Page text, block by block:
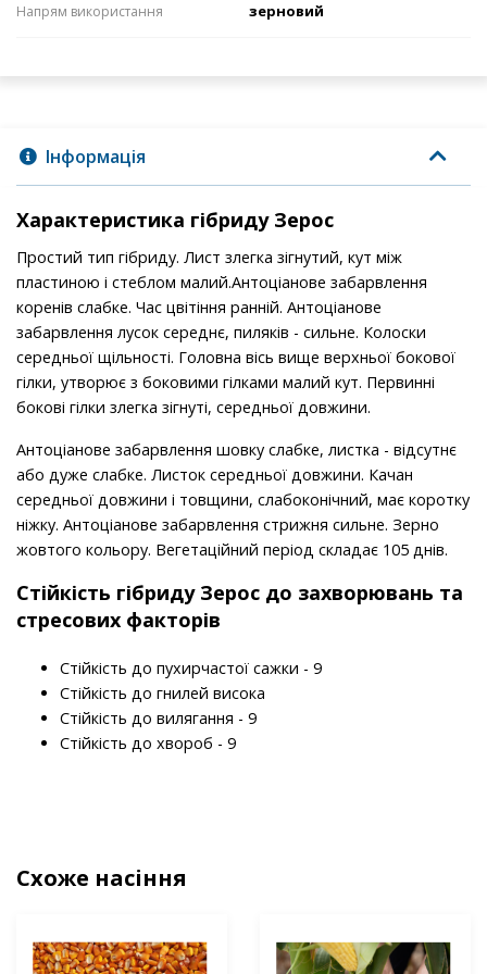
Напрям використання зерновий
Інформація
Характеристика гібриду Зерос
Простий тип гібриду. Лист злегка зігнутий, кут між
пластиною і стеблом малий.Антоціанове забарвлення
коренів слабке. Час цвітіння ранній. Антоціанове
забарвлення лусок середнє, пиляків - сильне. Колоски
середньої щільності. Головна вісь вище верхньої бокової
гілки, утворює з боковими гілками малий кут. Первинні
бокові гілки злегка зігнуті, середньої довжини.
Антоціанове забарвлення шовку слабке, листка - відсутнє
або дуже слабке. Листок середньої довжини. Качан
середньої довжини і товщини, слабоконічний, має коротку
ніжку. Антоціанове забарвлення стрижня сильне. Зерно
жовтого кольору. Вегетаційний період складає 105 днів.
Стійкість гібриду Зерос до захворювань та
стресових факторів
Стійкість до пухирчастої сажки - 9
Стійкість до гнилей висока
Стійкість до вилягання - 9
Стійкість до хвороб - 9
Схоже насіння